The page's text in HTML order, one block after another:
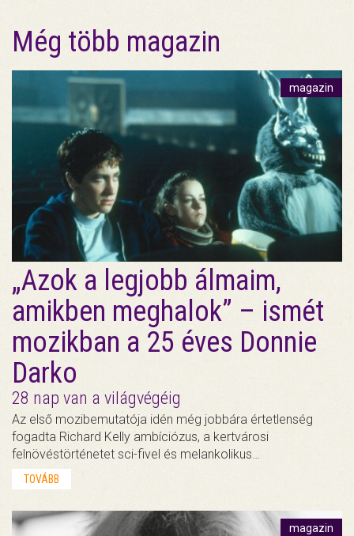
Még több magazin
magazin
„Azok a legjobb álmaim,
amikben meghalok” – ismét
mozikban a 25 éves Donnie
Darko
28 nap van a világvégéig
Az első mozibemutatója idén még jobbára értetlenség
fogadta Richard Kelly ambíciózus, a kertvárosi
felnövéstörténetet sci-fivel és melankolikus…
TOVÁBB
magazin